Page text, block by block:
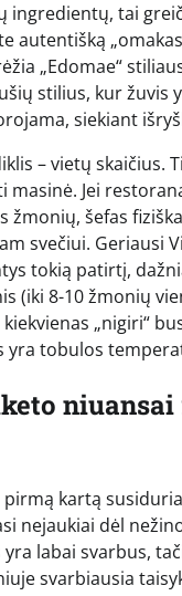
ingredientų, tai
autentišką
„Edomae“
stilius, kur žuvis
siekiant
– vietų skaičius.
masinė. Jei
žmonių, šefas
svečiui. Geriausi
tokią patirtį,
(iki 8-10 žmonių
„nigiri“
yra tobulos
kartą
nejaukiai dėl
labai svarbus,
svarbiausia